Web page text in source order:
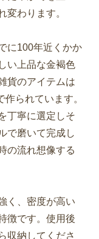
変わります。
に100年近くかか
い上品な金褐色
貨のアイテムは
られています。
丁寧に選定しそ
で磨いて完成し
の流れ想像する
く、密度が高い
徴です。使用後
収納してくださ